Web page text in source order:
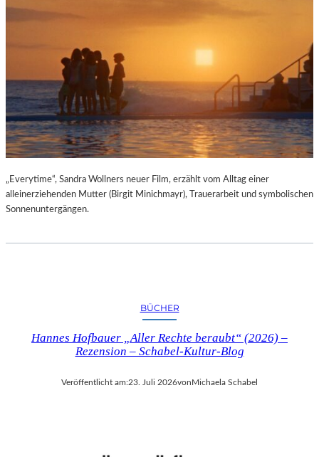
„Everytime“, Sandra Wollners neuer Film, erzählt vom Alltag einer
alleinerziehenden Mutter (Birgit Minichmayr), Trauerarbeit und symbolischen
Sonnenuntergängen.
BÜCHER
Hannes Hofbauer „Aller Rechte beraubt“ (2026) –
Rezension – Schabel-Kultur-Blog
Veröffentlicht am:23. Juli 2026vonMichaela Schabel